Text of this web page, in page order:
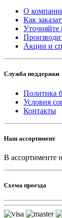
О
Как
Уточняйте
Акции и
Служба поддержки
Политика
Условия
Контакты
Наш ассортимент
В ассортименте
Схема проезда